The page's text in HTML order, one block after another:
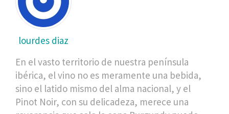
lourdes diaz
En el vasto territorio de nuestra península
ibérica, el vino no es meramente una bebida,
sino el latido mismo del alma nacional, y el
Pinot Noir, con su delicadeza, merece una